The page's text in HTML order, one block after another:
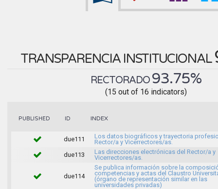
TRANSPARENCIA INSTITUCIONAL
RECTORADO 93.75%
(15 out of 16 indicators)
PUBLISHED ID INDEX
due111
Los datos biográficos y trayectoria
Rector/a y Vicerrectores/as.
due113
Las direcciones electrónicas del Rector/a y
Vicerrectores/as.
due114
Se publica información sobre la
competencias y actas del Claustro
(órgano de representación similar en las
universidades privadas)